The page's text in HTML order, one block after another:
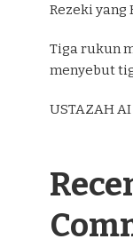
Rezeki yang
Tiga rukun
menyebut
USTAZAH